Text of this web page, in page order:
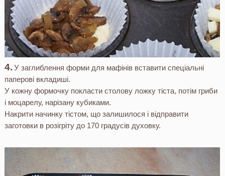
У заглиблення форми для мафінів вставити спеціальні
паперові вкладиші.
У кожну формочку покласти столову ложку тіста, потім гриби
і моцарелу, нарізану кубиками.
Накрити начинку тістом, що залишилося і відправити
заготовки в розігріту до 170 градусів духовку.